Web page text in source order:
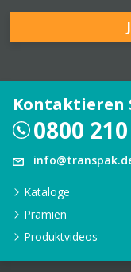
Kontaktieren
0800
Kataloge
Prämien
Produktvideos